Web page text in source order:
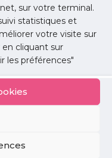
sur votre terminal.
statistiques et
votre visite sur
cliquant sur
les préférences"